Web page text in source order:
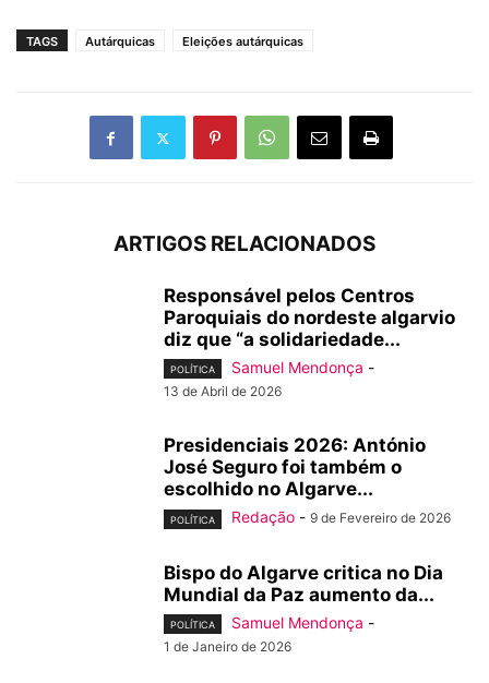
TAGS Autárquicas Eleições autárquicas
ARTIGOS RELACIONADOS
Responsável pelos Centros
Paroquiais do nordeste algarvio
diz que “a solidariedade...
POLÍTICA Samuel Mendonça -
13 de Abril de 2026
Presidenciais 2026: António
José Seguro foi também o
escolhido no Algarve...
POLÍTICA Redação - 9 de Fevereiro de 2026
Bispo do Algarve critica no Dia
Mundial da Paz aumento da...
POLÍTICA Samuel Mendonça -
1 de Janeiro de 2026